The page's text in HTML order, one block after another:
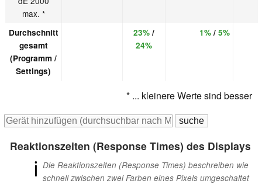
max. *
Durchschnitt
gesamt
(Programm /
Settings)
23% /
24%
1%/ 5%
* ... kleinere Werte sind besser
Reaktionszeiten (Response Times) des Displays
ℹ Die Reaktionszeiten (Response Times) beschreiben wie
schnell zwischen zwei Farben eines Pixels umgeschaltet